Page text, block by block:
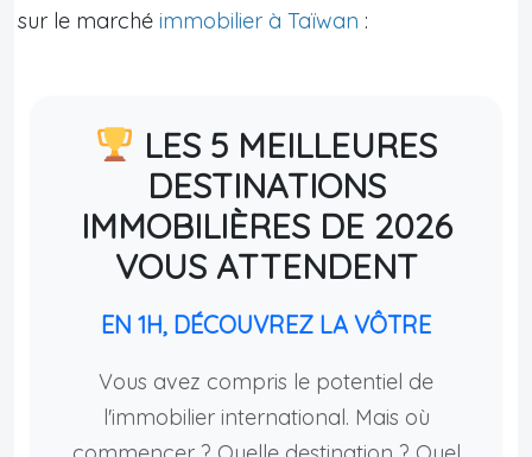
sur le marché immobilier à Taïwan :
LES 5 MEILLEURES
DESTINATIONS
IMMOBILIÈRES DE 2026
VOUS ATTENDENT
EN 1H, DÉCOUVREZ LA VÔTRE
Vous avez compris le potentiel de
l'immobilier international. Mais où